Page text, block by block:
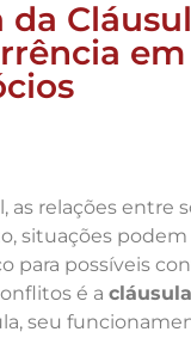
em
relações entre
situações
para possíveis
é a
seu